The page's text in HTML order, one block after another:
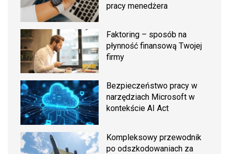
pracy menedżera
Faktoring – sposób na
płynność finansową Twojej
firmy
Bezpieczeństwo pracy w
narzędziach Microsoft w
kontekście AI Act
Kompleksowy przewodnik
po odszkodowaniach za